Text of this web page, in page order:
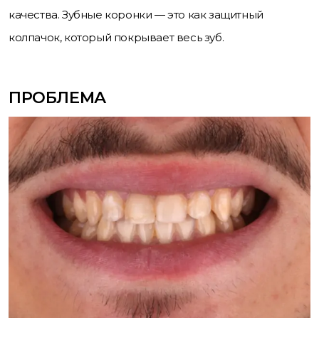
качества. Зубные коронки — это как защитный
колпачок, который покрывает весь зуб.
ПРОБЛЕМА